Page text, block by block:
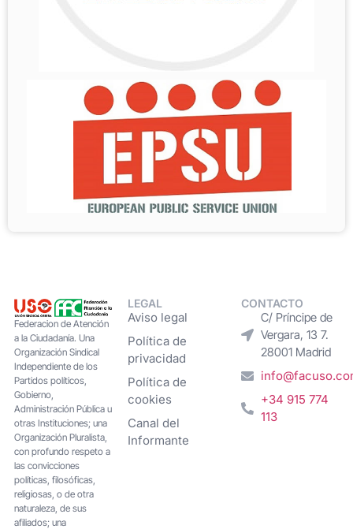
Federacion de Atención
a la Ciudadanía. Una
Organización Sindical
Independiente de los
Partidos políticos,
Gobierno,
Administración Pública u
otras Instituciones; una
Organización Pluralista,
con profundo respeto a
las convicciones
políticas, filosóficas,
religiosas, o de otra
naturaleza, de sus
afiliados; una
LEGAL
Aviso legal
Política de
privacidad
Política de
cookies
Canal del
Informante
CONTACTO
C/ Príncipe de
Vergara, 13 7.
28001 Madrid
+34 915 774
113